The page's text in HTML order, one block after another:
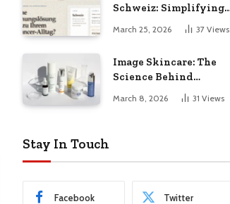
Schweiz: Simplifying
Invoicing for Swiss
Businesses
March 25, 2026 37 Views
Image Skincare: The
Science Behind
Healthier, Radiant
March 8, 2026 31 Views
Stay In Touch
Facebook Twitter